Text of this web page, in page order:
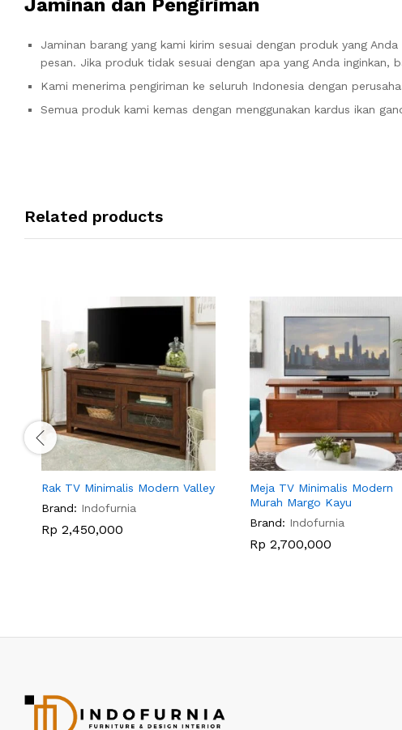
Jaminan dan Pengiriman
Jaminan barang yang kami kirim sesuai dengan produk yang Anda
pesan. Jika produk tidak sesuai dengan apa yang Anda inginkan,
Kami menerima pengiriman ke seluruh Indonesia dengan
Semua produk kami kemas dengan menggunakan kardus ikan
Related products
Rak TV Minimalis Modern Valley
Brand: Indofurnia
Rp 2,450,000
Meja TV Minimalis Modern
Murah Margo Kayu
Brand: Indofurnia
Rp 2,700,000